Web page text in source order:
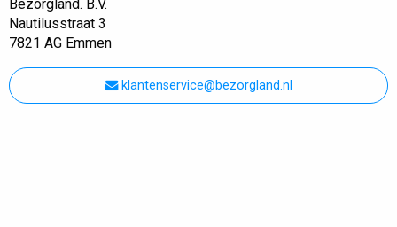
Bezorgland. B.V.
Nautilusstraat 3
7821 AG Emmen
klantenservice@bezorgland.nl